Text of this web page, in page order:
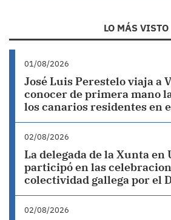
LO MÁS VISTO
01/08/2026
José Luis Perestelo viaja a
conocer de primera mano
los canarios residentes en
02/08/2026
La delegada de la Xunta en
participó en las
colectividad gallega por el
02/08/2026